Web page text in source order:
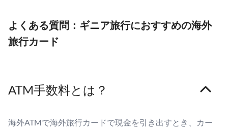
よくある質問：ギニア旅行におすすめの海外
旅行カード
ATM手数料とは？
海外ATMで海外旅行カードで現金を引き出すとき、カー